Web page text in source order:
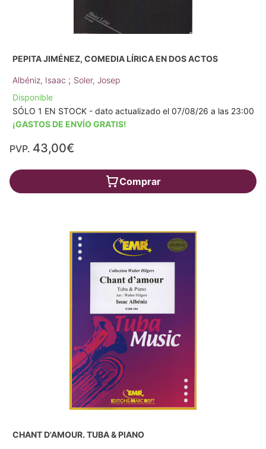
PEPITA JIMÉNEZ, COMEDIA LÍRICA EN DOS ACTOS
Albéniz, Isaac ; Soler, Josep
Disponible
SÓLO 1 EN STOCK - dato actualizado el 07/08/26 a las 23:00
¡GASTOS DE ENVÍO GRATIS!
PVP. 43,00€
Comprar
CHANT D'AMOUR. TUBA & PIANO